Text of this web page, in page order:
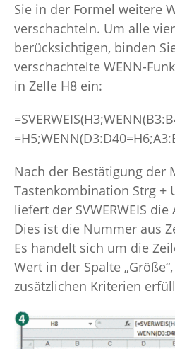
Sie in der Formel weitere
verschachteln. Um alle
berücksichtigen, binden
verschachtelte WENN-
in Zelle H8 ein:
Nach der Bestätigung der
Tastenkombination Strg +
liefert der SVWERWEIS
Dies ist die Nummer aus
Es handelt sich um die
Wert in der Spalte
zusätzlichen Kriterien